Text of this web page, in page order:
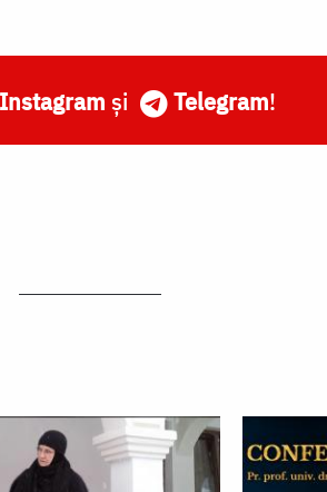
Instagram și Telegram!